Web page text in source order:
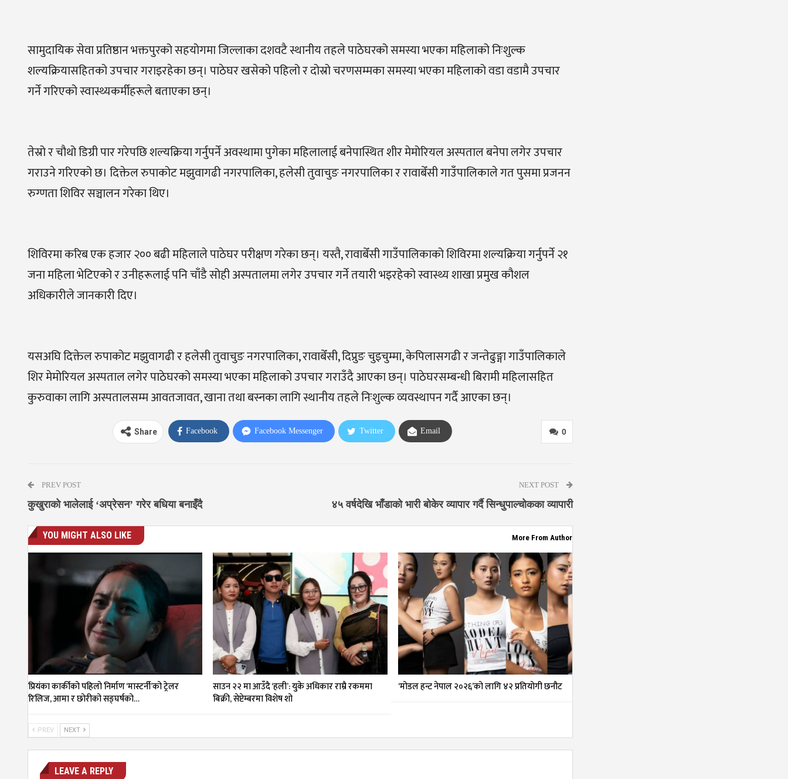
सामुदायिक सेवा प्रतिष्ठान भक्तपुरको सहयोगमा जिल्लाका दशवटै स्थानीय तहले पाठेघरको समस्या भएका महिलाको निःशुल्क
शल्यक्रियासहितको उपचार गराइरहेका छन्। पाठेघर खसेको पहिलो र दोस्रो चरणसम्मका समस्या भएका महिलाको वडा वडामै उपचार
गर्ने गरिएको स्वास्थ्यकर्मीहरूले बताएका छन्।
तेस्रो र चौथो डिग्री पार गरेपछि शल्यक्रिया गर्नुपर्ने अवस्थामा पुगेका महिलालाई बनेपास्थित शीर मेमोरियल अस्पताल बनेपा लगेर उपचार
गराउने गरिएको छ। दिक्तेल रुपाकोट मझुवागढी नगरपालिका, हलेसी तुवाचुङ नगरपालिका र रावाबेँसी गाउँपालिकाले गत पुसमा प्रजनन
रुग्णता शिविर सञ्चालन गरेका थिए।
शिविरमा करिब एक हजार २०० बढी महिलाले पाठेघर परीक्षण गरेका छन्। यस्तै, रावाबेँसी गाउँपालिकाको शिविरमा शल्यक्रिया गर्नुपर्ने २१
जना महिला भेटिएको र उनीहरूलाई पनि चाँडै सोही अस्पतालमा लगेर उपचार गर्ने तयारी भइरहेको स्वास्थ्य शाखा प्रमुख कौशल
अधिकारीले जानकारी दिए।
यसअघि दिक्तेल रुपाकोट मझुवागढी र हलेसी तुवाचुङ नगरपालिका, रावाबेँसी, दिप्रुङ चुइचुम्मा, केपिलासगढी र जन्तेढुङ्गा गाउँपालिकाले
शिर मेमोरियल अस्पताल लगेर पाठेघरको समस्या भएका महिलाको उपचार गराउँदै आएका छन्। पाठेघरसम्बन्धी बिरामी महिलासहित
कुरुवाका लागि अस्पतालसम्म आवतजावत, खाना तथा बस्नका लागि स्थानीय तहले निःशुल्क व्यवस्थापन गर्दै आएका छन्।
0
Share Facebook Facebook Messenger Twitter Email
PREV POST
कुखुराको भालेलाई ‘अप्रेसन’ गरेर बधिया बनाइँदै
NEXT POST
४५ वर्षदेखि भाँडाको भारी बोकेर व्यापार गर्दै सिन्धुपाल्चोकका व्यापारी
YOU MIGHT ALSO LIKE More From Author
प्रियंका कार्कीको पहिलो निर्माण ‘मास्टर्नी’को ट्रेलर
रिलिज, आमा र छोरीको सङ्घर्षको…
साउन २२ मा आउँदै ‘हली’: युके अधिकार राम्रै रकममा
बिक्री, सेप्टेम्बरमा विशेष शो
‘मोडल हन्ट नेपाल २०२६’को लागि ४२ प्रतियोगी छनौट
PREV NEXT
LEAVE A REPLY